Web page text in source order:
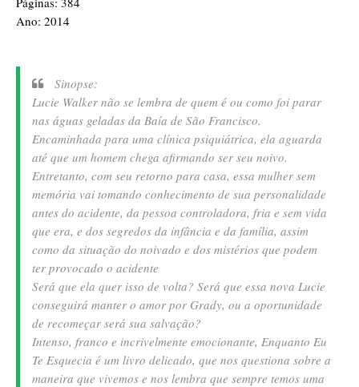
Ano: 2014
Sinopse:
Lucie Walker não se lembra de quem é ou como foi parar
nas águas geladas da Baía de São Francisco.
Encaminhada para uma clínica psiquiátrica, ela aguarda
até que um homem chega afirmando ser seu noivo.
Entretanto, com seu retorno para casa, essa mulher sem
memória vai tomando conhecimento de sua personalidade
antes do acidente, da pessoa controladora, fria e sem vida
que era, e dos segredos da infância e da família, assim
como da situação do noivado e dos mistérios que podem
ter provocado o acidente
Será que ela quer isso de volta? Será que essa nova Lucie
conseguirá manter o amor por Grady, ou a oportunidade
de recomeçar será sua salvação?
Intenso, franco e incrivelmente emocionante, Enquanto Eu
Te Esquecia é um livro delicado, que nos questiona sobre a
maneira que vivemos e nos lembra que sempre temos uma